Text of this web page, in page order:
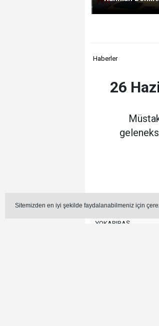
Sitemizden en iyi şekilde faydalanabilmeniz için
Haberler
26
Editör - Muharrem
YOKARIBAŞ